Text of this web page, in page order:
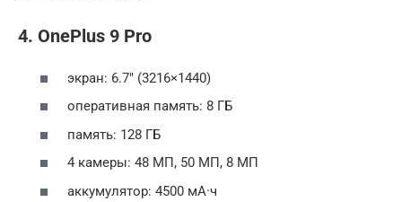
4. OnePlus 9 Pro
экран: 6.7″ (3216×1440)
оперативная память: 8 ГБ
память: 128 ГБ
4 камеры: 48 МП, 50 МП, 8 МП
аккумулятор: 4500 мА·ч